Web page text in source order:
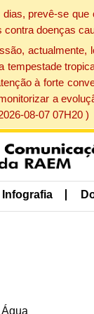
prevê-se
doenças
à forte
a
08-07 07H20 )
Infografia